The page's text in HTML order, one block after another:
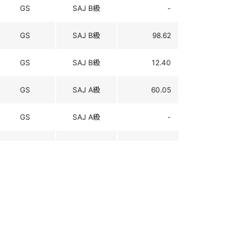
GS SAJ B級 -
GS SAJ B級 98.62
GS SAJ B級 12.40
GS SAJ A級 60.05
GS SAJ A級 -